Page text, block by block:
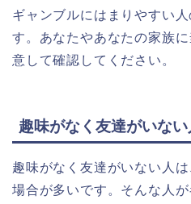
ギャンブルにはまりやすい
す。あなたやあなたの家族
意して確認してください。
趣味がなく友達がいない
趣味がなく友達がいない人
場合が多いです。そんな人